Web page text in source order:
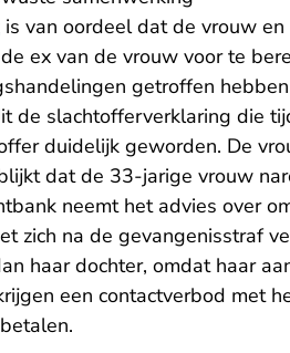
is van oordeel dat de vrouw
ex van de vrouw voor te
getroffen
de slachtofferverklaring die
duidelijk geworden. De
dat de 33-jarige vrouw
neemt het advies over
zich na de gevangenisstraf
haar dochter, omdat haar
een contactverbod met